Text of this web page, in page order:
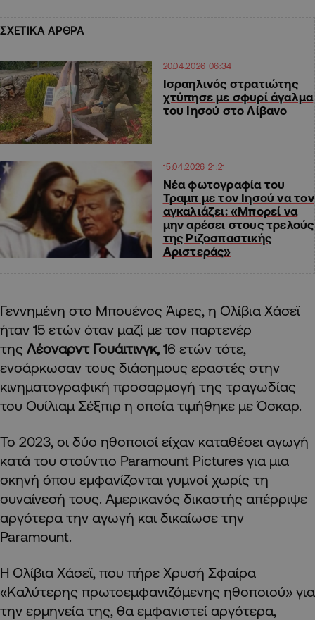
ΣΧΕΤΙΚΑ ΑΡΘΡΑ
20.04.2026 06:34
Ισραηλινός στρατιώτης
χτύπησε με σφυρί άγαλμα
του Ιησού στο Λίβανο
15.04.2026 21:21
Νέα φωτογραφία του
Τραμπ με τον Ιησού να τον
αγκαλιάζει: «Μπορεί να
μην αρέσει στους τρελούς
της Ριζοσπαστικής
Αριστεράς»
Γεννημένη στο Μπουένος Άιρες, η Ολίβια Χάσεϊ
ήταν 15 ετών όταν μαζί με τον παρτενέρ
της Λέοναρντ Γουάιτινγκ, 16 ετών τότε,
ενσάρκωσαν τους διάσημους εραστές στην
κινηματογραφική προσαρμογή της τραγωδίας
του Ουίλιαμ Σέξπιρ η οποία τιμήθηκε με Όσκαρ.
Το 2023, οι δύο ηθοποιοί είχαν καταθέσει αγωγή
κατά του στούντιο Paramount Pictures για μια
σκηνή όπου εμφανίζονται γυμνοί χωρίς τη
συναίνεσή τους. Αμερικανός δικαστής απέρριψε
αργότερα την αγωγή και δικαίωσε την
Paramount.
Η Ολίβια Χάσεϊ, που πήρε Χρυσή Σφαίρα
«Καλύτερης πρωτοεμφανιζόμενης ηθοποιού» για
την ερμηνεία της, θα εμφανιστεί αργότερα,